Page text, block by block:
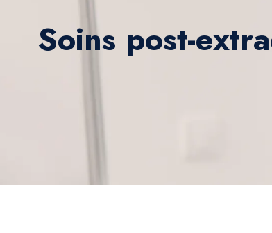
Soins post-